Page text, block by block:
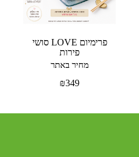
פרימיום LOVE סושי
פירות
מחיר באתר
₪349